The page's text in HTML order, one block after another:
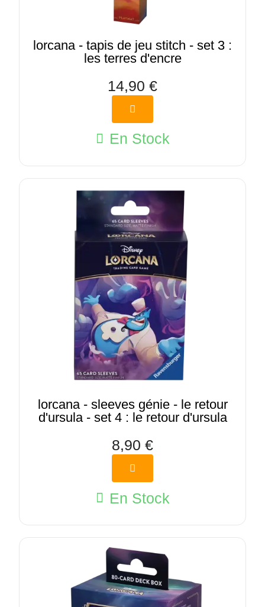
lorcana - tapis de jeu stitch - set 3 :
les terres d'encre
14,90 €
En Stock
lorcana - sleeves génie - le retour
d'ursula - set 4 : le retour d'ursula
8,90 €
En Stock